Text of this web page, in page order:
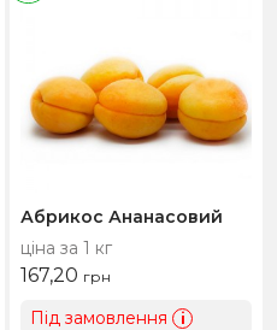
Абрикос Ананасовий
ціна за 1 кг
167,20 грн
Під замовлення i